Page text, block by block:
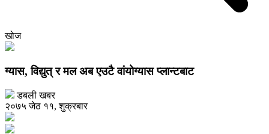
खोज
ग्यास, विद्युत् र मल अब एउटै वांयोग्यास प्लान्टबाट
डबली खबर
२०७५ जेठ ११, शुक्रबार